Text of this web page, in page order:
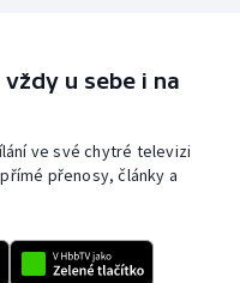
u sebe i na
ve své chytré televizi
přenosy, články a